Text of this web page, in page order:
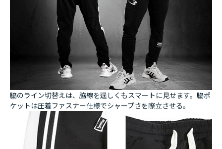
脇のライン切替えは、脇線を逞しくもスマートに見せます。脇ポ
ケットは圧着ファスナー仕様でシャープさを際立させる。